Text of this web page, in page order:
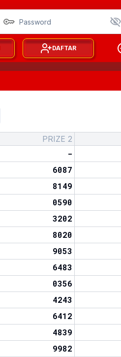
DAFTAR
PRIZE 2
-
6087
8149
0590
3202
8020
9053
6483
0356
4243
6412
4839
9982